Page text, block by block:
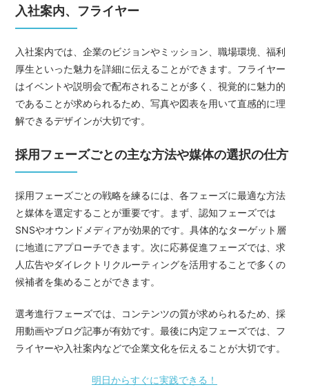
入社案内、フライヤー
入社案内では、企業のビジョンやミッション、職場環境、福利
厚生といった魅力を詳細に伝えることができます。フライヤー
はイベントや説明会で配布されることが多く、視覚的に魅力的
であることが求められるため、写真や図表を用いて直感的に理
解できるデザインが大切です。
採用フェーズごとの主な方法や媒体の選択の仕方
採用フェーズごとの戦略を練るには、各フェーズに最適な方法
と媒体を選定することが重要です。まず、認知フェーズでは
SNSやオウンドメディアが効果的です。具体的なターゲット層
に地道にアプローチできます。次に応募促進フェーズでは、求
人広告やダイレクトリクルーティングを活用することで多くの
候補者を集めることができます。
選考進行フェーズでは、コンテンツの質が求められるため、採
用動画やブログ記事が有効です。最後に内定フェーズでは、フ
ライヤーや入社案内などで企業文化を伝えることが大切です。
明日からすぐに実践できる！